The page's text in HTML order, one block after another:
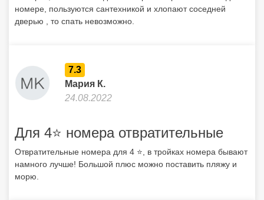
номере, пользуются сантехникой и хлопают соседней
дверью , то спать невозможно.
7.3
Мария К.
24.08.2022
Для 4⭐️ номера отвратительные
Отвратительные номера для 4 ⭐️, в тройках номера бывают
намного лучше! Большой плюс можно поставить пляжу и
морю.